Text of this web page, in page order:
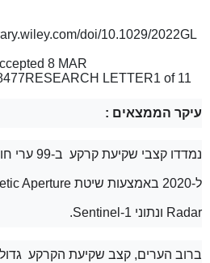
doi/10.1029/2022GL
8 MAR
LETTER1 of 11
עיקר הממצאים :
ל-2020 באמצעות שיטת Aperture
Radar ונתוני Sentinel-1
.
ברוב הערים, קצב שקיעת הקרקע